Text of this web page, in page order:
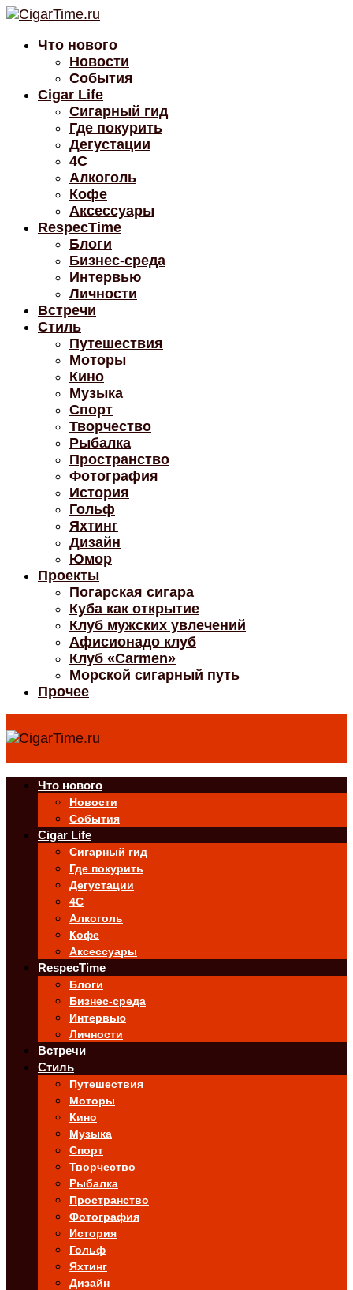
Что нового
Новости
События
Cigar Life
Сигарный гид
Где покурить
Дегустации
4C
Алкоголь
Кофе
Аксессуары
RespecTime
Блоги
Бизнес-среда
Интервью
Личности
Встречи
Стиль
Путешествия
Моторы
Кино
Музыка
Спорт
Творчество
Рыбалка
Пространство
Фотография
История
Гольф
Яхтинг
Дизайн
Юмор
Проекты
Погарская сигара
Куба как открытие
Клуб мужских увлечений
Афисионадо клуб
Клуб «Carmen»
Морской сигарный путь
Прочее
Что нового
Новости
События
Cigar Life
Сигарный гид
Где покурить
Дегустации
4C
Алкоголь
Кофе
Аксессуары
RespecTime
Блоги
Бизнес-среда
Интервью
Личности
Встречи
Стиль
Путешествия
Моторы
Кино
Музыка
Спорт
Творчество
Рыбалка
Пространство
Фотография
История
Гольф
Яхтинг
Дизайн